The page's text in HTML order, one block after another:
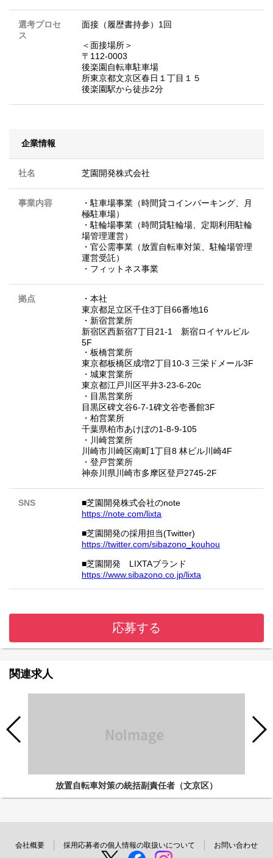
選考プロセ
ス
面接（履歴書持参）1回
＜面接場所＞
〒112-0003
後楽園自転車駐車場
所東京都文京区春日１丁目１５
後楽園駅から徒歩2分
企業情報
社名 芝園開発株式会社
事業内容
・駐車場事業（時間貸コインパーキング、月
極駐車場）
・駐輪場事業（時間貸駐輪場、定期利用駐輪
場管理運営）
・官公需事業（放置自転車対策、駐輪場管理
運営受託）
・フィットネス事業
拠点
・本社
東京都足立区千住3丁目66番地16
・新宿営業所
新宿区西新宿7丁目21-1 新宿ロイヤルビル
5F
・板橋営業所
東京都板橋区成増2丁目10-3 三栄ドメール3F
・城東営業所
東京都江戸川区平井3-23-6-20c
・目黒営業所
目黒区碑文谷6-7-1碑文谷壱番館3F
・柏営業所
千葉県柏市あけぼの1-8-9-105
・川崎営業所
川崎市川崎区南町1丁目8 林ビル川崎4F
・登戸営業所
神奈川県川崎市多摩区登戸2745-2F
SNS
■芝園開発株式会社のnote
https://note.com/lixta
■芝園開発の採用担当(Twitter)
https://twitter.com/sibazono_kouhou
■芝園開発 LIXTAブランド
https://www.sibazono.co.jp/lixta
応募する
関連求人
放置自転車対策の統括副責任者（文京区）
会社概要 採用応募者の個人情報の取扱いについて お問い合わせ